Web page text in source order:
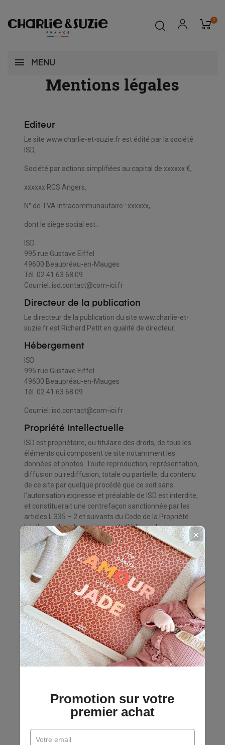
0
MENU
Mentions légales
Editeur
Le site www.charlie-et-suzie.fr est édité par la société
ISD,
Société par actions simplifiées au capital de xxxxxx €,
xxxxxx RCS Angers,
N° de TVA intracommunautaire : xxxxxx,
dont le siège social est :
ISD
995 rue Gustave Eiffel
49600 Beaupréau-en-Mauges
Tél. 02 41 63 68 09
Courriel: isd.contact@com-ici.fr
Directeur de la publication
Le directeur de la publication du site www.charlie-et-
suzie.fr est Richard Petit en qualité de directeur.
Hébergement
ISD
995 rue Gustave Eiffel
49600 Beaupréau-en-Mauges
Tél. 02 41 63 68 09
Courriel: isd.contact@com-ici.fr
Propriété Intellectuelle
ISD est propriétaire, ou titulaire des droits, de tous les
éléments qui composent ce site notamment les
données et photos. Toute reproduction, représentation,
diffusion ou rediffusion, totale ou partielle, du contenu
de ce site par quelque procédé que ce soit sans
l’autorisation expresse et préalable de ISD est interdite,
et constituerait une contrefaçon sanctionnée par les
articles L 335 – 2 et suivants du Code de la Propriété
Intellectuelle. Les marques de l’éditeur du site
www.charlie-et-suzie.fr et de ses produits, ainsi que les
logos figurant sur le site sont des marques déposées.
Toute reproduction totale ou partielle de ces marques
ou de ces logos, effectuée à partir des éléments du site
sans l’autorisation expresse de ISD est donc prohibée,
au sens de l’article L 713 – 2 du Code la Propriété
Intellectuelle.
Contenu du site
ISD se réserve le droit de corriger, à tout moment et
sans préavis, le contenu de ce site. En outre, ISD décline
toute responsabilité en cas de retard, d’erreur ou
d’omission quant au contenu des présentes pages de
Liens Hypertextes
La création de liens hypertextes vers le site
www.charlie-et-suzie.fr doit faire l’objet d’une
autorisation préalable de l’éditeur.
Promotion sur votre
premier achat
✕